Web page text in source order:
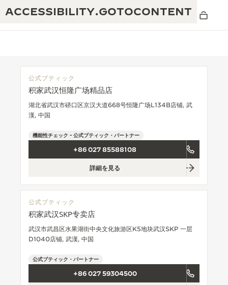
ACCESSIBILITY.GOTOCONTENT
ジャガー・ルクルト保証
アトモスの保証
THE GOLDEN RATIO MUSICAL SHOW -
黄金比を讃える音楽祭-
THE DREAM SHAPER
レベルソ・ストーリー
THE SOUND MAKER（サウンドメーカー）
ステラー・オデッセイ
卓越性：190年以上の伝統
創意工夫：1,400以上のキャリバー
熟練技巧：108の技巧
公式ブティック
积家武汉恒隆广场精品店
湖北省武汉市硚口区京汉大道668号恒隆广场L134B店铺, 武
漢, 中国
機能性チェック - 公式ブティック・パートナー
+86 027 85588108
詳細を見る
公式ブティック
积家武汉SKP专卖店
武汉市武昌区水果湖街中央文化旅游区K5地块武汉SKP 一层
D1040店铺, 武漢, 中国
公式ブティック・パートナー
+86 027 59304500